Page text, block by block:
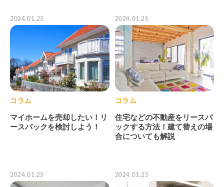
2024.01.25
コラム
マイホームを売却したい！リ
ースバックを検討しよう！
2024.01.25
コラム
住宅などの不動産をリースバ
ックする方法！建て替えの場
合についても解説
2024.01.25 2024.01.25